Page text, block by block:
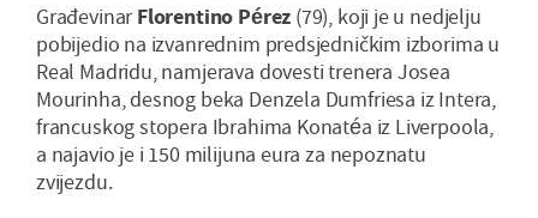
GrađevinarFlorentino Pérez (79), koji je u nedjelju
pobijedio na izvanrednim predsjedničkim izborima u
Real Madridu, namjerava dovesti trenera Josea
Mourinha, desnog beka Denzela Dumfriesa iz Intera,
francuskog stopera Ibrahima Konatéa iz Liverpoola,
a najavio je i 150 milijuna eura za nepoznatu
zvijezdu.